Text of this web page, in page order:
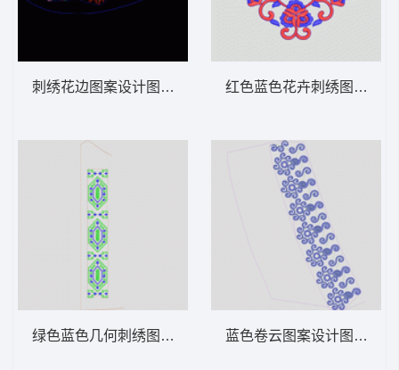
刺绣花边图案设计图 玫瑰花十字绣
绿色蓝色几何刺绣图案 条码
红色蓝色花卉刺绣图案 衣领
蓝色卷云图案设计图 亮片